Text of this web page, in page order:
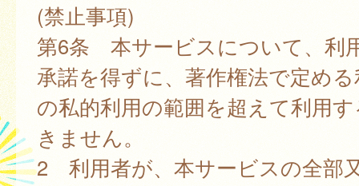
(禁止事項)
第6条 本サービスについて、利
承諾を得ずに、著作権法で定め
の私的利用の範囲を超えて利用
きません。
2 利用者が、本サービスの全部